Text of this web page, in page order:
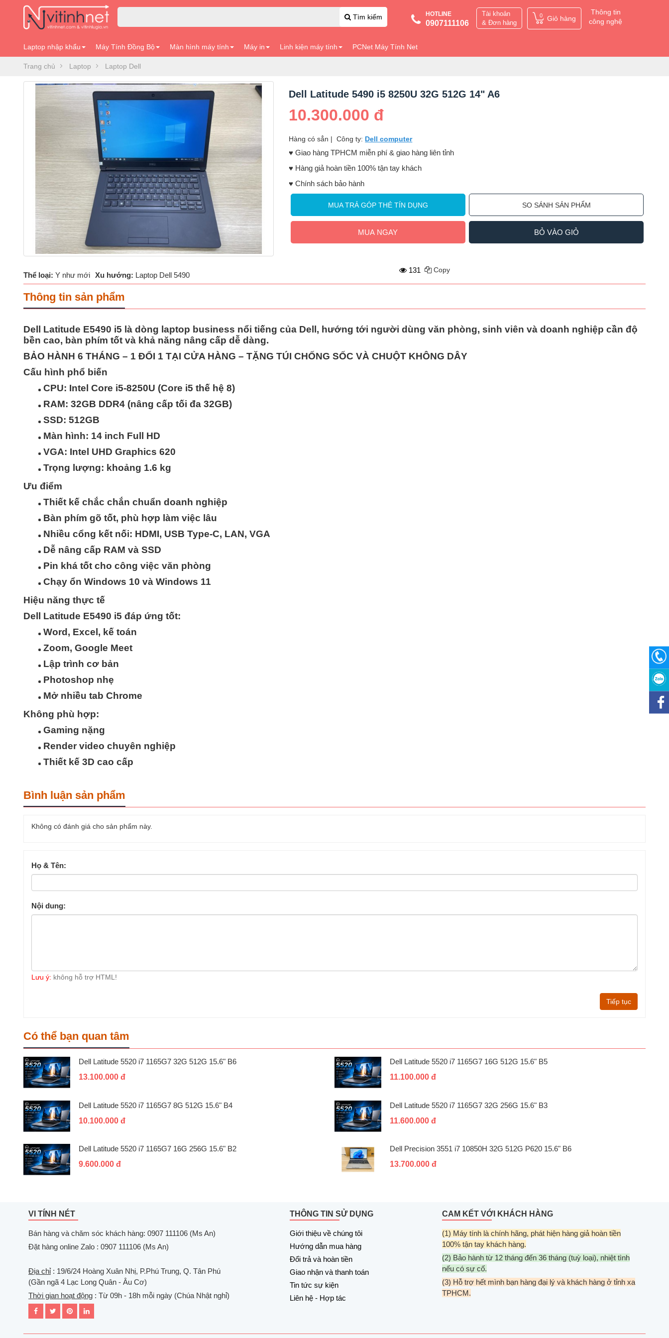
Tìm kiếm HOTLINE
0907111106
Tài khoản
& Đơn hàng
0 Giỏ hàng
Thông tin
công nghệ
Laptop nhập khẩu Máy Tính Đồng Bộ Màn hình máy tính Máy in Linh kiện máy tính PCNet Máy Tính Net
Trang chủ Laptop Laptop Dell
Dell Latitude 5490 i5 8250U 32G 512G 14" A6
10.300.000 đ
Hàng có sẳn |Công ty: Dell computer
♥️ Giao hàng TPHCM miễn phí & giao hàng liên tỉnh
♥️ Hàng giả hoàn tiền 100% tận tay khách
♥️ Chính sách bảo hành
MUA TRẢ GÓP THẺ TÍN DỤNG SO SÁNH SẢN PHẨM
MUA NGAY BỎ VÀO GIỎ
Thể loại: Y như mới Xu hướng: Laptop Dell 5490
131 Copy
Thông tin sản phẩm
Dell Latitude E5490 i5 là dòng laptop business nổi tiếng của Dell, hướng tới người dùng văn phòng, sinh viên và doanh nghiệp cần độ
bền cao, bàn phím tốt và khả năng nâng cấp dễ dàng.
BẢO HÀNH 6 THÁNG – 1 ĐỔI 1 TẠI CỬA HÀNG – TẶNG TÚI CHỐNG SỐC VÀ CHUỘT KHÔNG DÂY
Cấu hình phổ biến
CPU: Intel Core i5-8250U (Core i5 thế hệ 8)
RAM: 32GB DDR4 (nâng cấp tối đa 32GB)
SSD: 512GB
Màn hình: 14 inch Full HD
VGA: Intel UHD Graphics 620
Trọng lượng: khoảng 1.6 kg
Ưu điểm
Thiết kế chắc chắn chuẩn doanh nghiệp
Bàn phím gõ tốt, phù hợp làm việc lâu
Nhiều cổng kết nối: HDMI, USB Type-C, LAN, VGA
Dễ nâng cấp RAM và SSD
Pin khá tốt cho công việc văn phòng
Chạy ổn Windows 10 và Windows 11
Hiệu năng thực tế
Dell Latitude E5490 i5 đáp ứng tốt:
Word, Excel, kế toán
Zoom, Google Meet
Lập trình cơ bản
Photoshop nhẹ
Mở nhiều tab Chrome
Không phù hợp:
Gaming nặng
Render video chuyên nghiệp
Thiết kế 3D cao cấp
Bình luận sản phẩm
Không có đánh giá cho sản phẩm này.
Họ & Tên:
Nội dung:
Lưu ý: không hỗ trợ HTML!
Tiếp tục
Có thể bạn quan tâm
Dell Latitude 5520 i7 1165G7 32G 512G 15.6" B6
13.100.000 đ
Dell Latitude 5520 i7 1165G7 16G 512G 15.6" B5
11.100.000 đ
Dell Latitude 5520 i7 1165G7 8G 512G 15.6" B4
10.100.000 đ
Dell Latitude 5520 i7 1165G7 32G 256G 15.6" B3
11.600.000 đ
Dell Latitude 5520 i7 1165G7 16G 256G 15.6" B2
9.600.000 đ
Dell Precision 3551 i7 10850H 32G 512G P620 15.6" B6
13.700.000 đ
VI TÍNH NÉT
Bán hàng và chăm sóc khách hàng: 0907 111106 (Ms An)
Đặt hàng online Zalo : 0907 111106 (Ms An)
Địa chỉ: 19/6/24 Hoàng Xuân Nhị, P.Phú Trung, Q. Tân Phú
(Gần ngã 4 Lạc Long Quân - Âu Cơ)
Thời gian hoạt động : Từ 09h - 18h mỗi ngày (Chúa Nhật nghỉ)
THÔNG TIN SỬ DỤNG
Giới thiệu về chúng tôi
Hướng dẫn mua hàng
Đổi trả và hoàn tiền
Giao nhận và thanh toán
Tin tức sự kiện
Liên hệ - Hợp tác
CAM KẾT VỚI KHÁCH HÀNG
(1) Máy tính là chính hãng, phát hiện hàng giả hoàn tiền
100% tận tay khách hàng.
(2) Bảo hành từ 12 tháng đến 36 tháng (tuỳ loại), nhiệt tình
nếu có sự cố.
(3) Hỗ trợ hết mình bạn hàng đại lý và khách hàng ở tỉnh xa
TPHCM.